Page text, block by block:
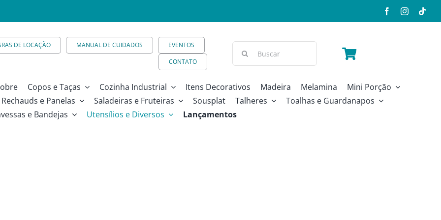
DE LOCAÇÃO MANUAL DE CUIDADOS
EVENTOS
CONTATO
Copos e Taças Cozinha Industrial Itens Decorativos Madeira Melamina
Mini Porção
Rechauds e Panelas Saladeiras e Fruteiras Sousplat Talheres
Toalhas e Guardanapos
e Bandejas
Utensílios e Diversos Lançamentos